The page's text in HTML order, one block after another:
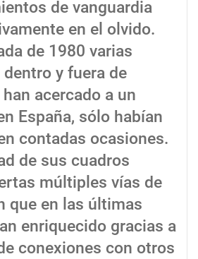
de vanguardia
en el olvido.
de 1980 varias
y fuera de
acercado a un
España, sólo habían
contadas ocasiones.
de sus cuadros
múltiples vías de
que en las últimas
enriquecido gracias a
conexiones con otros